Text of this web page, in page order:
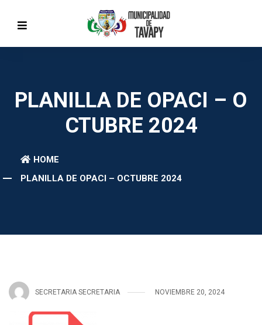
PLANILLA DE OPACI – O
CTUBRE 2024
HOME
PLANILLA DE OPACI – OCTUBRE 2024
SECRETARIA SECRETARIA NOVIEMBRE 20, 2024